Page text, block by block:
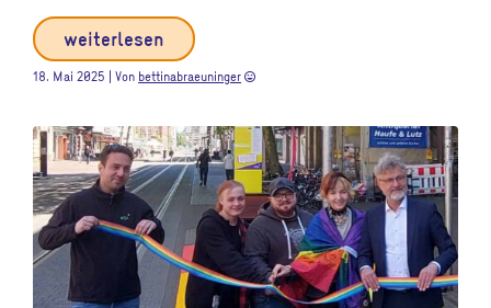
weiterlesen
18. Mai 2025 | Von bettinabraeuninger sentiment_very_satisfied